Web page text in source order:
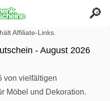
Affiliate-Links.
- August 2026
von vielfältigen
Möbel und Dekoration.